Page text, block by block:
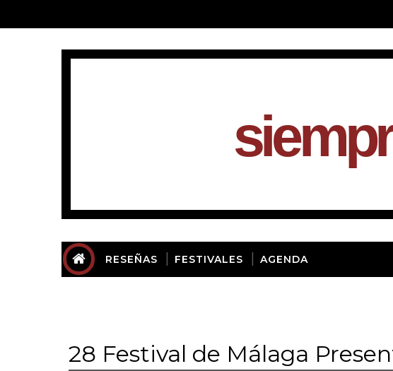
RESEÑAS FESTIVALES AGENDA
28 Festival de Málaga